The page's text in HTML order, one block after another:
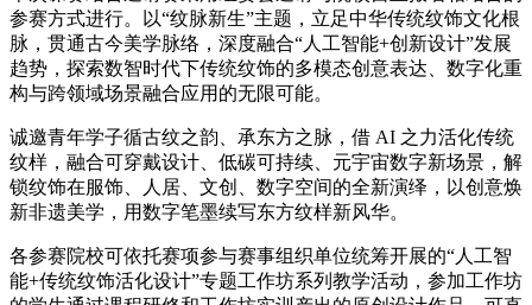
参赛方式进行。以“纹脉新生”主题，立足中华传统纹饰文化根
脉，贯通古今美学脉络，深度融合“人工智能+创新设计”发展
趋势，探索数智时代下传统纹饰的多模态创意表达、数字化重
构与跨领域场景融合应用的无限可能。
诚邀青年学子循古纹之韵、承东方之脉，借 AI 之力活化传统
纹样，融合可穿戴设计、低碳可持续、元宇宙数字新场景，解
锁纹饰在服饰、人居、文创、数字空间的全新演绎，以创意焕
新非遗美学，用数字笔墨续写东方纹样新风华。
各参赛院校可依托赛项参与赛事组织单位统筹开展的“人工智
能+传统纹饰活化设计”专题工作坊系列教学活动，参加工作坊